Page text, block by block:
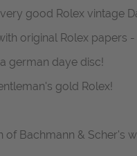
good Rolex vintage
original Rolex papers -
german daye disc!
gold Rolex!
of Bachmann & Scher's